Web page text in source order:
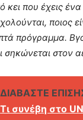
κει που έχεις
ποιος
πρόγραμμα.
σηκώνεται στον
ΔΙΑΒΑΣΤΕ
Τι συνέβη στο